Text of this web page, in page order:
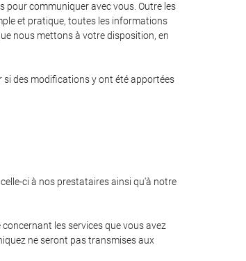
pour communiquer avec vous. Outre les
et pratique, toutes les informations
nous mettons à votre disposition, en
des modifications y ont été apportées
ci à nos prestataires ainsi qu'à notre
les services que vous avez
ne seront pas transmises aux